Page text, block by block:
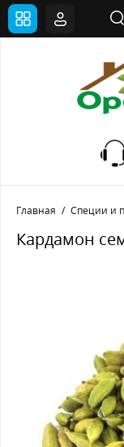
Главная Специи и
Кардамон